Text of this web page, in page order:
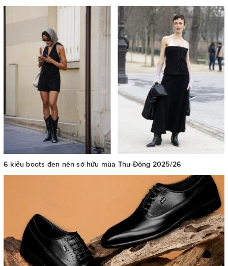
6 kiểu boots đen nên sở hữu mùa Thu-Đông 2025/26